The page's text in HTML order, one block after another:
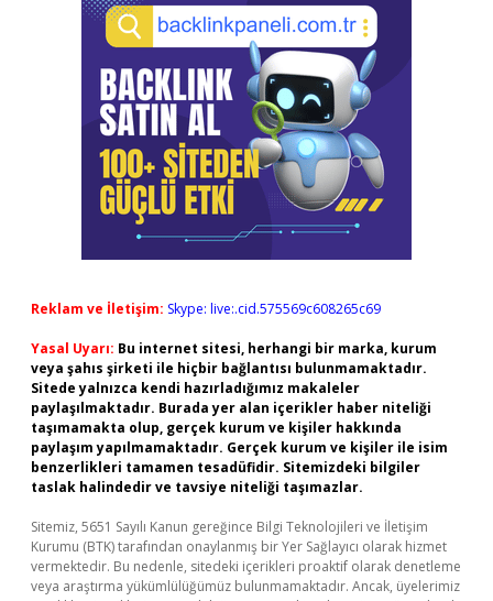
Reklam ve İletişim: Skype: live:.cid.575569c608265c69
Yasal Uyarı: Bu internet sitesi, herhangi bir marka, kurum
veya şahıs şirketi ile hiçbir bağlantısı bulunmamaktadır.
Sitede yalnızca kendi hazırladığımız makaleler
paylaşılmaktadır. Burada yer alan içerikler haber niteliği
taşımamakta olup, gerçek kurum ve kişiler hakkında
paylaşım yapılmamaktadır. Gerçek kurum ve kişiler ile isim
benzerlikleri tamamen tesadüfidir. Sitemizdeki bilgiler
taslak halindedir ve tavsiye niteliği taşımazlar.
Sitemiz, 5651 Sayılı Kanun gereğince Bilgi Teknolojileri ve İletişim
Kurumu (BTK) tarafından onaylanmış bir Yer Sağlayıcı olarak hizmet
vermektedir. Bu nedenle, sitedeki içerikleri proaktif olarak denetleme
veya araştırma yükümlülüğümüz bulunmamaktadır. Ancak, üyelerimiz